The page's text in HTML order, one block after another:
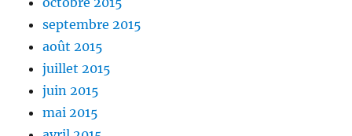
septembre 2015
août 2015
juillet 2015
juin 2015
mai 2015